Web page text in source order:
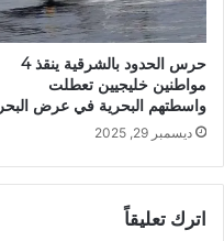
حرس الحدود بالشرقية ينقذ 4
مواطنين خليجيين تعطلت
واسطتهم البحرية في عرض البحر
ديسمبر 29, 2025
اترك تعليقاً